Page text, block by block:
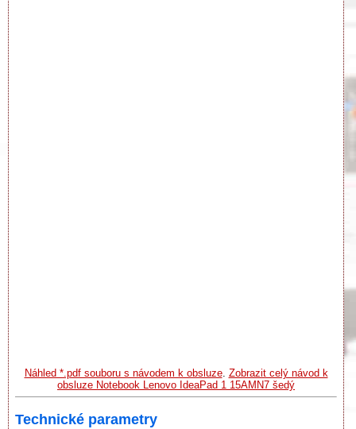
Náhled *.pdf souboru s návodem k obsluze. Zobrazit celý návod k
obsluze Notebook Lenovo IdeaPad 1 15AMN7 šedý
Technické parametry